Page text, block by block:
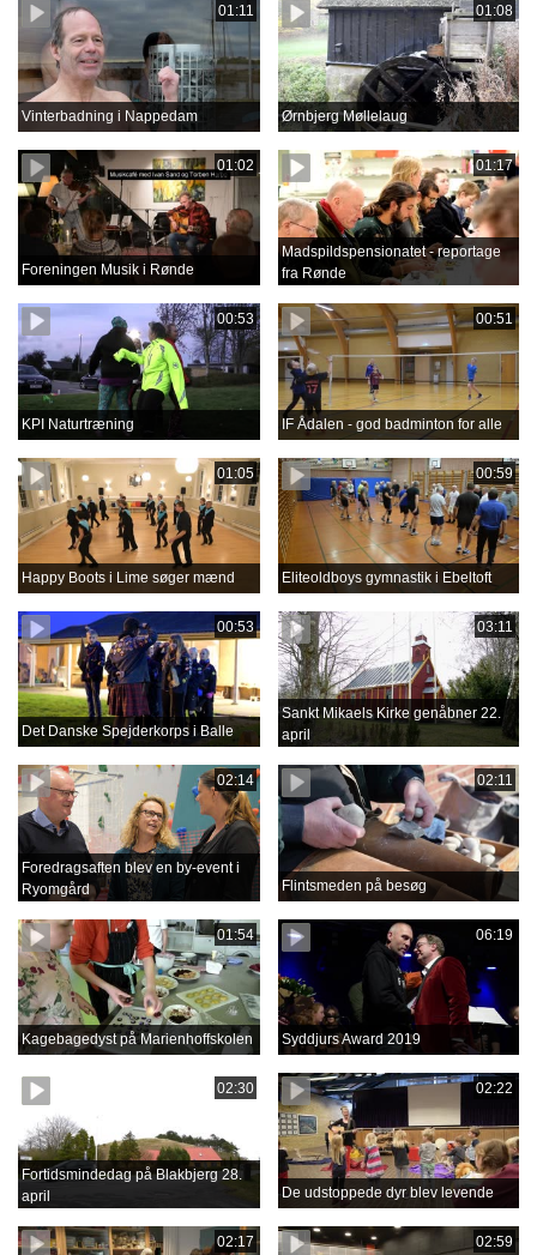
01:11
Vinterbadning i Nappedam
01:08
Ørnbjerg Møllelaug
01:02
Foreningen Musik i Rønde
01:17
Madspildspensionatet - reportage
fra Rønde
00:53
KPI Naturtræning
00:51
IF Ådalen - god badminton for alle
01:05
Happy Boots i Lime søger mænd
00:59
Eliteoldboys gymnastik i Ebeltoft
00:53
Det Danske Spejderkorps i Balle
03:11
Sankt Mikaels Kirke genåbner 22.
april
02:14
Foredragsaften blev en by-event i
Ryomgård
02:11
Flintsmeden på besøg
01:54
Kagebagedyst på Marienhoffskolen
06:19
Syddjurs Award 2019
02:30
Fortidsmindedag på Blakbjerg 28.
april
02:22
De udstoppede dyr blev levende
02:17 02:59